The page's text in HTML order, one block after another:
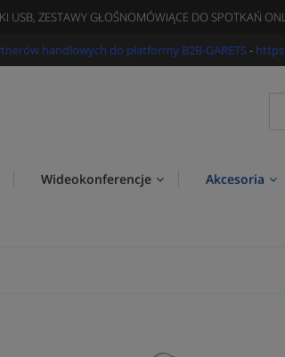
USB, ZESTAWY GŁOŚNOMÓWIĄCE DO SPOTKAŃ
handlowych do platformy B2B-GARETS-
Wideokonferencje Akcesoria